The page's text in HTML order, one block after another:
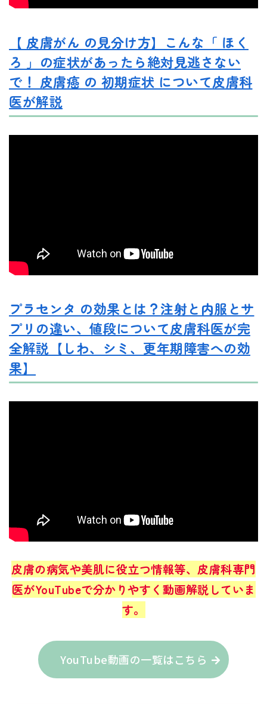
【 皮膚がん の見分け方】こんな「 ほく
ろ 」の症状があったら絶対見逃さない
で！ 皮膚癌 の 初期症状 について皮膚科
医が解説
プラセンタ の効果とは？注射と内服とサ
プリの違い、値段について皮膚科医が完
全解説【しわ、シミ、更年期障害への効
果】
皮膚の病気や美肌に役立つ情報等、皮膚科専門
医がYouTubeで分かりやすく動画解説していま
す。
YouTube動画の一覧はこちら